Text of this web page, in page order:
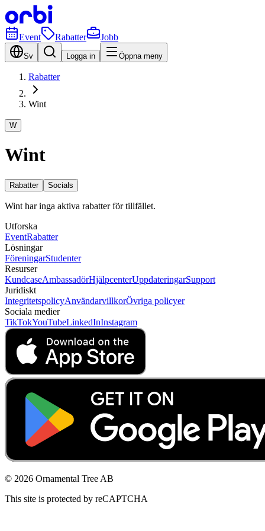
Event Rabatter Jobb
Sv Logga in Öppna meny
Rabatter
Wint
W
Wint
Rabatter Socials
Wint har inga aktiva rabatter för tillfället.
Utforska
EventRabatter
Lösningar
FöreningarStudenter
Resurser
KundcaseAmbassadörHjälpcenterUppdateringarSupport
Juridiskt
IntegritetspolicyAnvändarvillkorÖvriga policyer
Sociala medier
TikTokYouTubeLinkedInInstagram
© 2026 Ornamental Tree AB
This site is protected by reCAPTCHA